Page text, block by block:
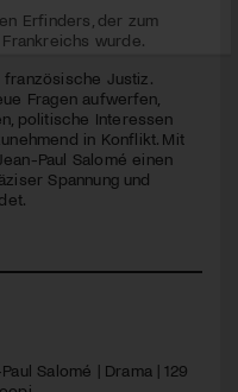
Erfinders, der zum
wurde.
Justiz.
Fragen aufwerfen,
politische Interessen
in Konflikt. Mit
Paul Salomé einen
Spannung und
Salomé | Drama | 129